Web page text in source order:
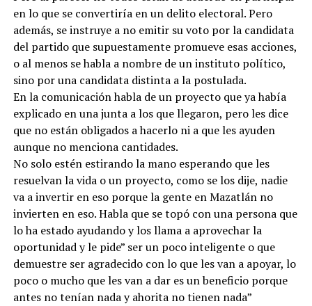
en lo que se convertiría en un delito electoral. Pero
además, se instruye a no emitir su voto por la candidata
del partido que supuestamente promueve esas acciones,
o al menos se habla a nombre de un instituto político,
sino por una candidata distinta a la postulada.
En la comunicación habla de un proyecto que ya había
explicado en una junta a los que llegaron, pero les dice
que no están obligados a hacerlo ni a que les ayuden
aunque no menciona cantidades.
No solo estén estirando la mano esperando que les
resuelvan la vida o un proyecto, como se los dije, nadie
va a invertir en eso porque la gente en Mazatlán no
invierten en eso. Habla que se topó con una persona que
lo ha estado ayudando y los llama a aprovechar la
oportunidad y le pide” ser un poco inteligente o que
demuestre ser agradecido con lo que les van a apoyar, lo
poco o mucho que les van a dar es un beneficio porque
antes no tenían nada y ahorita no tienen nada”